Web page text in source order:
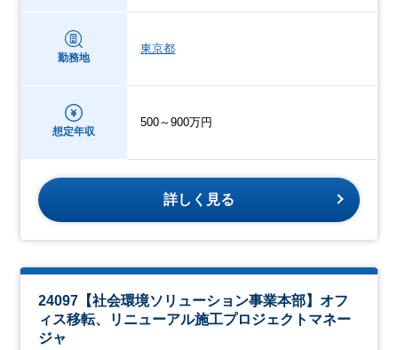
勤務地
東京都
想定年収
500～900万円
詳しく見る
24097【社会環境ソリューション事業本部】オフ
ィス移転、リニューアル施工プロジェクトマネー
ジャ